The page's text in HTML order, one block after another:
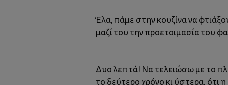
Έλα, πάμε στην κουζίνα να
μαζί του την προετοιμασία του
Δυο λεπτά! Να τελειώσω με το
το δεύτερο χρόνο κι ύστερα, ότι